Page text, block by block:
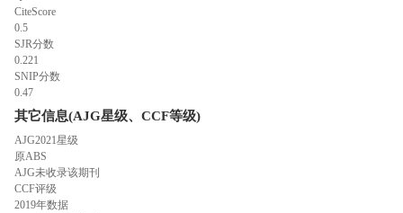
CiteScore
0.5
SJR分数
0.221
SNIP分数
0.47
其它信息(AJG星级、CCF等级)
AJG2021星级
原ABS
AJG未收录该期刊
CCF评级
2019年数据